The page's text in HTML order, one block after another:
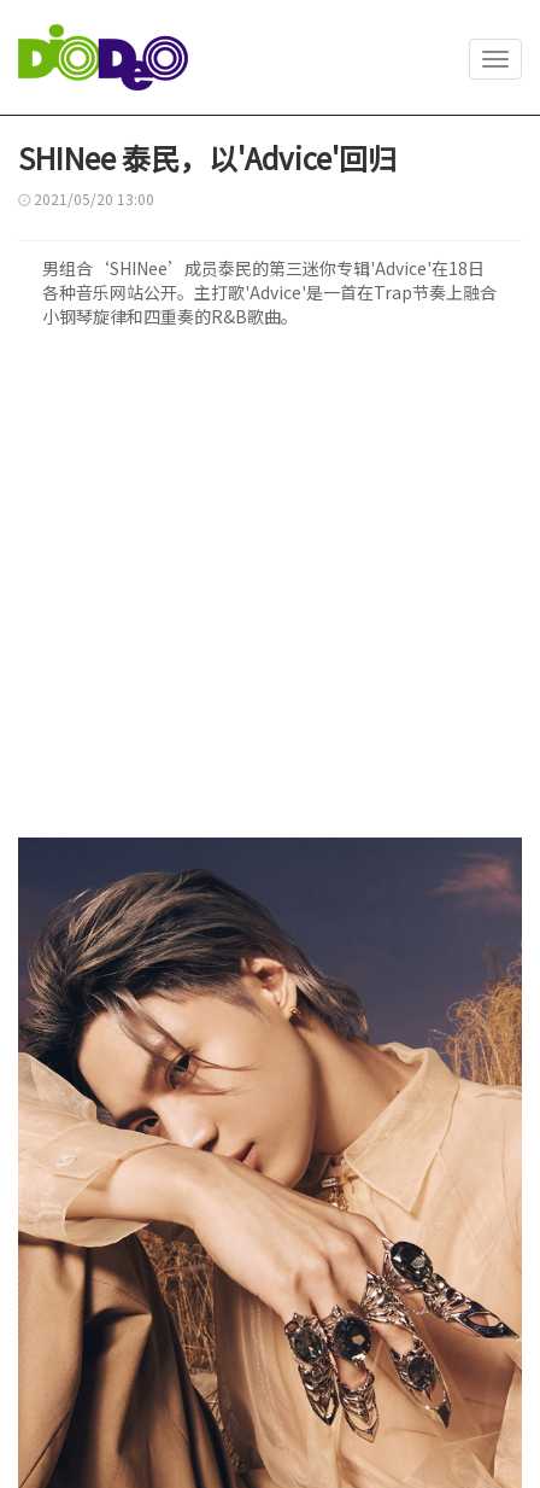
SHINee 泰民，以'Advice'回归
2021/05/20 13:00
男组合‘SHINee’成员泰民的第三迷你专辑'Advice'在18日
各种音乐网站公开。主打歌'Advice'是一首在Trap节奏上融合
小钢琴旋律和四重奏的R&B歌曲。